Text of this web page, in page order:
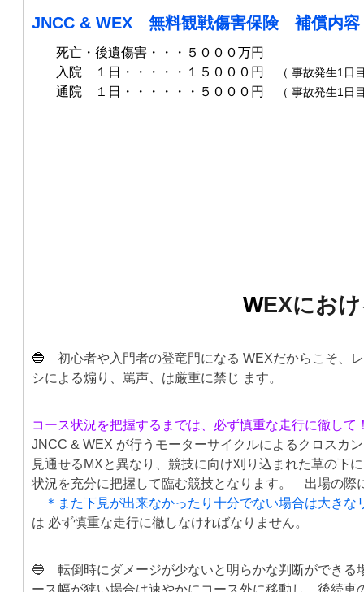
JNCC & WEX 無料観戦傷害保険 補償内容
死亡・後遺傷害・・・５０００万円
入院 １日・・
・ ・ ・１５０００円 （ 事故発生1日
通院 １日・・ ・ ・ ・・５０００円 （ 事故発生1日
WEXにお
🔵 初心者や入門者の登竜門になる WEXだからこそ
シによる煽り、罵声、は厳重に禁じ ます。
コース状況を把握するまでは、必ず慎重な走行に徹して
JNCC & WEX が行うモーターサイクルによるクロスカ
見通せるMXと異なり、競技に向け刈り込まれた草の下
状況を充分に把握して臨む競技となります。 出場の際
＊また下見が出来なかったり十分でない場合は大きな
は 必ず慎重な走行に徹しなければなりません。
🔵 転倒時にダメージが少ないと明らかな判断ができ
ース幅が狭い場合は速やかにコース外に移動し、後続